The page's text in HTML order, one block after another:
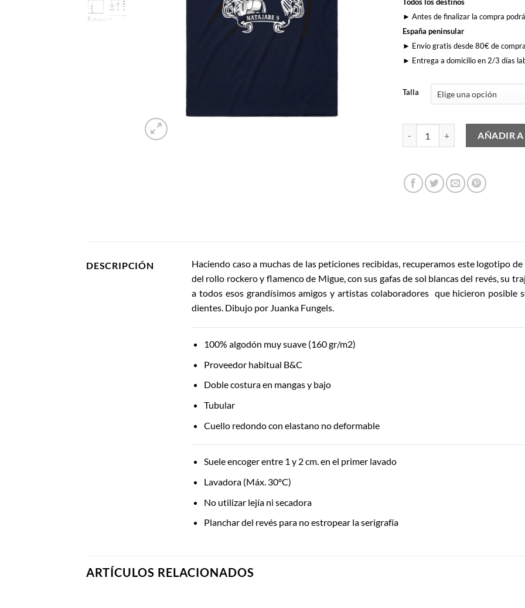
► Antes de finalizar la compra
España peninsular
► Envío gratis desde 80€ de compra
► Entrega a domicilio en 2/3 días
Talla
Migue y Los Matajare cantidad
AÑADIR A
DESCRIPCIÓN
Haciendo caso a muchas de las peticiones recibidas, recuperamos este logotipo
del rollo rockero y flamenco de Migue, con sus gafas de sol blancas del revés, su
a todos esos grandísimos amigos y artistas colaboradores que hicieron
dientes. Dibujo por Juanka Fungels.
100% algodón muy suave (160 gr/m2)
Proveedor habitual B&C
Doble costura en mangas y bajo
Tubular
Cuello redondo con elastano no deformable
Suele encoger entre 1 y 2 cm. en el primer lavado
Lavadora (Máx. 30ºC)
No utilizar lejía ni secadora
Planchar del revés para no estropear la serigrafía
ARTÍCULOS RELACIONADOS